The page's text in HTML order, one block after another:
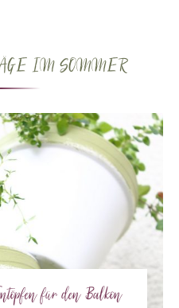
IM SOMMER
für den Balkon